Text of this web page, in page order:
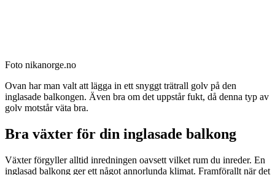
Foto nikanorge.no
Ovan har man valt att lägga in ett snyggt trätrall golv på den
inglasade balkongen. Även bra om det uppstår fukt, då denna typ av
golv motstår väta bra.
Bra växter för din inglasade balkong
Växter förgyller alltid inredningen oavsett vilket rum du inreder. En
inglasad balkong ger ett något annorlunda klimat. Framförallt när det